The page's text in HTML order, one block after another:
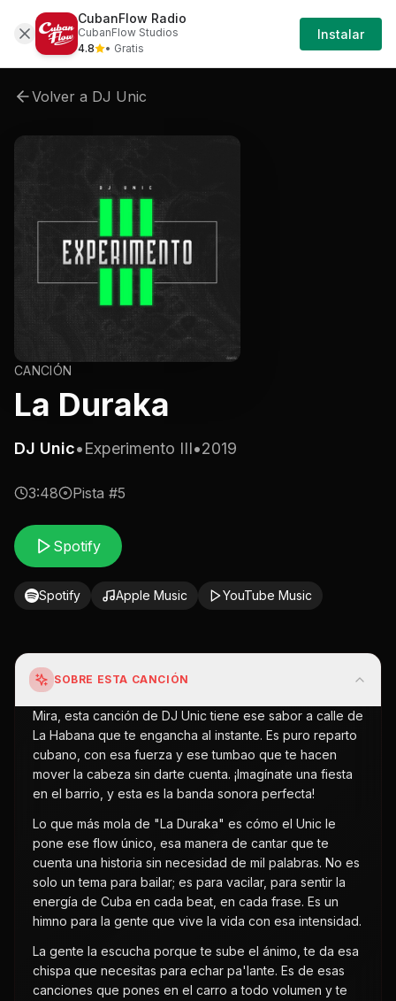
Artistas Dj-unic Dj-unic-experimento-iii
Volver a DJ Unic
CANCIÓN
La Duraka
DJ Unic•Experimento III•2019
3:48 Pista #5
Spotify
Spotify Apple Music YouTube Music
SOBRE ESTA CANCIÓN
Mira, esta canción de DJ Unic tiene ese sabor a calle de
La Habana que te engancha al instante. Es puro reparto
cubano, con esa fuerza y ese tumbao que te hacen
mover la cabeza sin darte cuenta. ¡Imagínate una fiesta
en el barrio, y esta es la banda sonora perfecta!
Lo que más mola de "La Duraka" es cómo el Unic le
pone ese flow único, esa manera de cantar que te
cuenta una historia sin necesidad de mil palabras. No es
solo un tema para bailar; es para vacilar, para sentir la
energía de Cuba en cada beat, en cada frase. Es un
himno para la gente que vive la vida con esa intensidad.
La gente la escucha porque te sube el ánimo, te da esa
chispa que necesitas para echar pa'lante. Es de esas
canciones que pones en el carro a todo volumen y te
CubanFlow Radio
CubanFlow Studios
4.8
• Gratis
Instalar